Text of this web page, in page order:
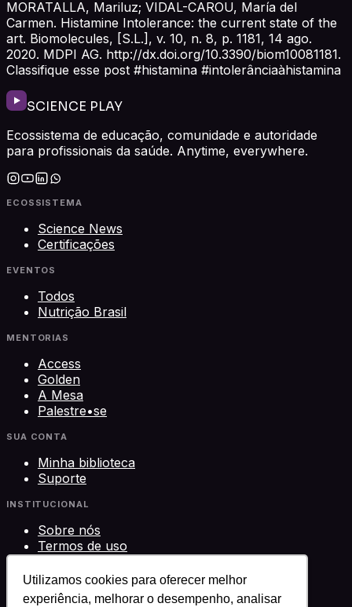
Utilizamos cookies para oferecer melhor
experiência, melhorar o desempenho, analisar
MORATALLA, Mariluz; VIDAL-CAROU, María del
Carmen. Histamine Intolerance: the current state of the
art. Biomolecules, [S.L.], v. 10, n. 8, p. 1181, 14 ago.
2020. MDPI AG. http://dx.doi.org/10.3390/biom10081181.
Classifique esse post #histamina #intolerânciaàhistamina
SCIENCE PLAY
Ecossistema de educação, comunidade e autoridade
para profissionais da saúde. Anytime, everywhere.
ECOSSISTEMA
Science News
Certificações
EVENTOS
Todos
Nutrição Brasil
MENTORIAS
Access
Golden
A Mesa
Palestre•se
SUA CONTA
Minha biblioteca
Suporte
INSTITUCIONAL
Sobre nós
Termos de uso
Privacidade
Contato